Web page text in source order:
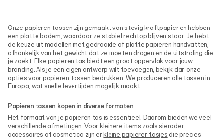
Onze papieren tassen zijn gemaakt van stevig kraftpapier en hebben
een platte bodem, waardoor ze stabiel rechtop blijven staan. Je hebt
de keuze uit modellen met gedraaide of platte papieren handvatten,
afhankelijk van het gewicht dat ze moeten dragen en de uitstraling die
je zoekt. Elke papieren tas biedt een groot oppervlak voor jouw
branding. Als je een eigen ontwerp wilt toevoegen, bekijk dan onze
opties voorpapieren tassen bedrukken. We produceren alle tassen in
Europa, wat snelle levertijden mogelijk maakt.
Papieren tassen kopen in diverse formaten
Het formaat van je papieren tas is essentieel. Daarom bieden we veel
verschillende afmetingen. Voor kleinere items zoals sieraden,
accessoires of cosmetica zijn erkleine papieren tasjes die precies